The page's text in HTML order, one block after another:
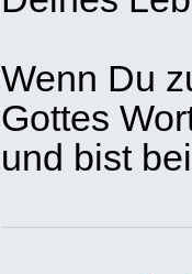
Wenn Du
Gottes
und bist